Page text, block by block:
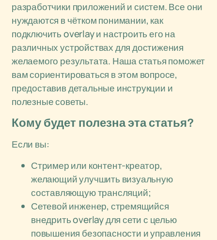
разработчики приложений и систем. Все они
нуждаются в чётком понимании, как
подключить overlay и настроить его на
различных устройствах для достижения
желаемого результата. Наша статья поможет
вам сориентироваться в этом вопросе,
предоставив детальные инструкции и
полезные советы.
Кому будет полезна эта статья?
Если вы:
Стример или контент-креатор,
желающий улучшить визуальную
составляющую трансляций;
Сетевой инженер, стремящийся
внедрить overlay для сети с целью
повышения безопасности и управления